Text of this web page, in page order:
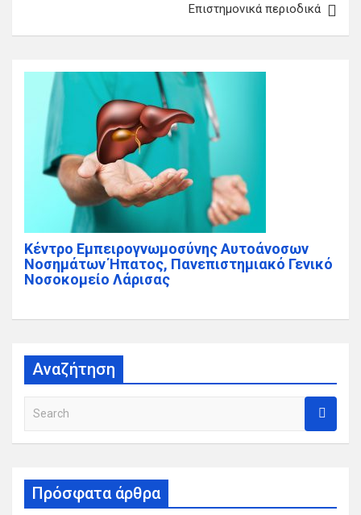
Επιστημονικά περιοδικά
Κέντρο Εμπειρογνωμοσύνης Αυτοάνοσων
Νοσημάτων Ήπατος, Πανεπιστημιακό Γενικό
Νοσοκομείο Λάρισας
Αναζήτηση
a
h
Πρόσφατα άρθρα